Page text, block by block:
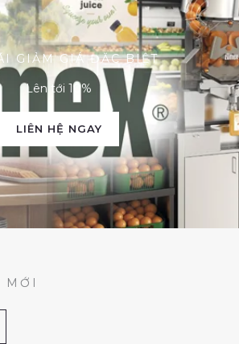
GIẢM GIÁ ĐẶC BIỆT
Lên tới 10%
LIÊN HỆ NGAY
MỚI